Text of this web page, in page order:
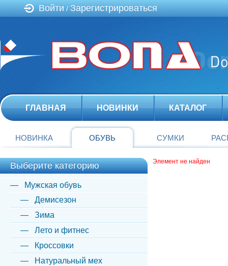
Войти / Зарегистрироваться
ГЛАВНАЯ НОВИНКИ КАТАЛОГ
НОВИНКА ОБУВЬ СУМКИ
Элемент не найден
Выберите категорию
Мужская обувь
Демисезон
Зима
Лето и фитнес
Кроссовки
Натуральный мех